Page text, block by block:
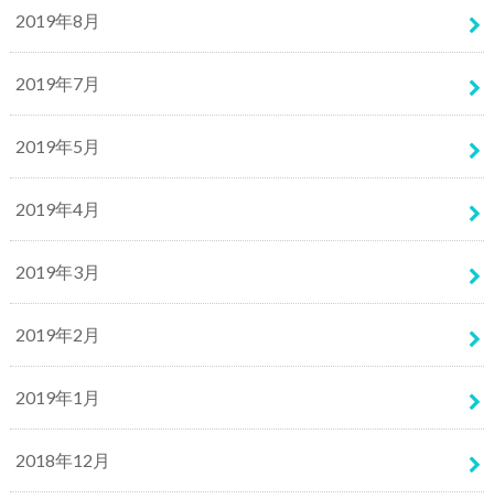
2019年8月
2019年7月
2019年5月
2019年4月
2019年3月
2019年2月
2019年1月
2018年12月